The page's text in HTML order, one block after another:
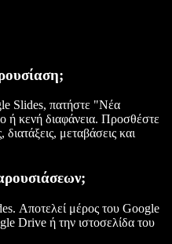
Slides, πατήστε "Νέα
ή κενή διαφάνεια. Προσθέστε
μεταβάσεις και
Αποτελεί μέρος του Google
Drive ή την ιστοσελίδα του